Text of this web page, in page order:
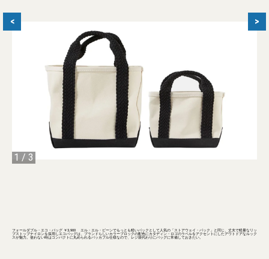
1 / 3
< >
フォールダブル・エコ・バッグ ￥3,900 エル・エル・ビーンでもっとも軽いパックとして人気の「ストアウェイ・パック」と同じ、丈夫で軽量なリッ
プストップナイロンを採用しエコバッグは、ブランドらしいカラーブロックの配色にカタディン・ロゴのラベルをアクセントにしたアウトドアなルック
スが魅力。使わない時はコンパクトに丸められるパッカブル仕様なので、レジ袋代わりにバッグに常備しておきたい。